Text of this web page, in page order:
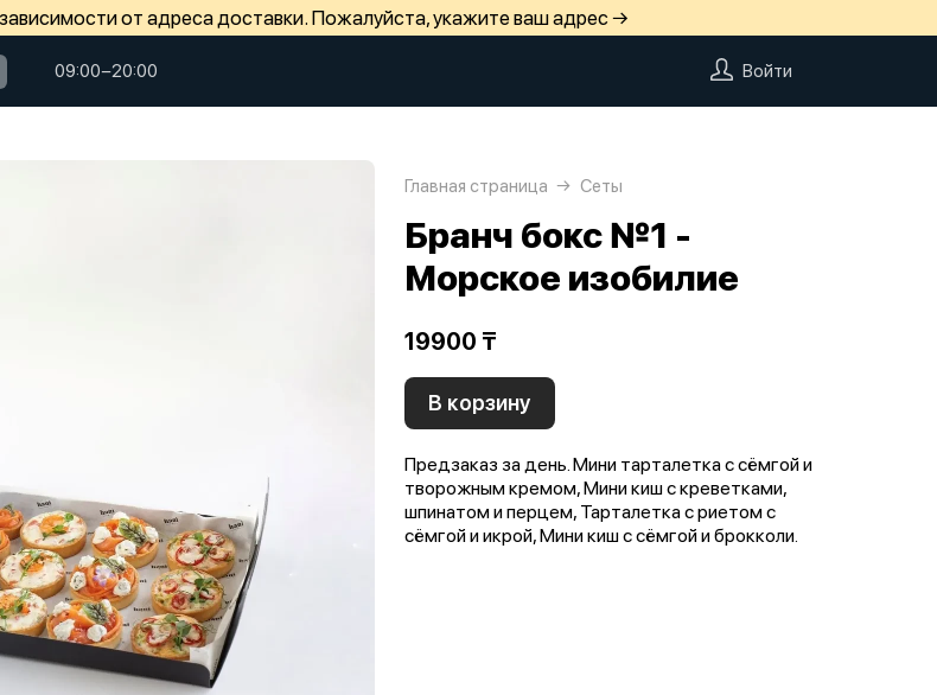
от адреса доставки. Пожалуйста, укажите ваш адрес →
09:00−20:00 Войти
Главная страница Сеты
Бранч бокс №1 -
Морское изобилие
19900 ₸
В корзину
Предзаказ за день. Мини тарталетка с сёмгой и
творожным кремом, Мини киш с креветками,
шпинатом и перцем, Тарталетка с риетом с
сёмгой и икрой, Мини киш с сёмгой и брокколи.